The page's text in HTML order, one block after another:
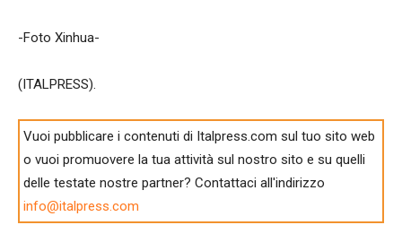
-Foto Xinhua-
(ITALPRESS).
Vuoi pubblicare i contenuti di Italpress.com sul tuo sito web
o vuoi promuovere la tua attività sul nostro sito e su quelli
delle testate nostre partner? Contattaci all'indirizzo
info@italpress.com